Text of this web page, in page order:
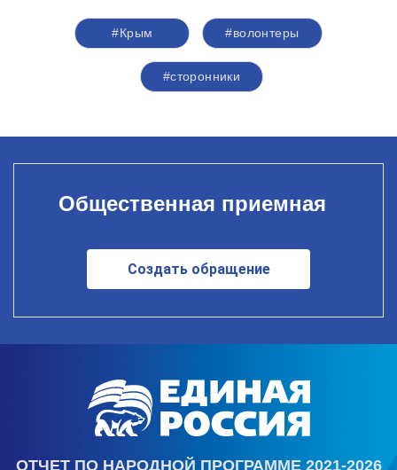
#Крым #волонтеры
#сторонники
Общественная приемная
Создать обращение
ОТЧЕТ ПО НАРОДНОЙ ПРОГРАММЕ 2021-2026